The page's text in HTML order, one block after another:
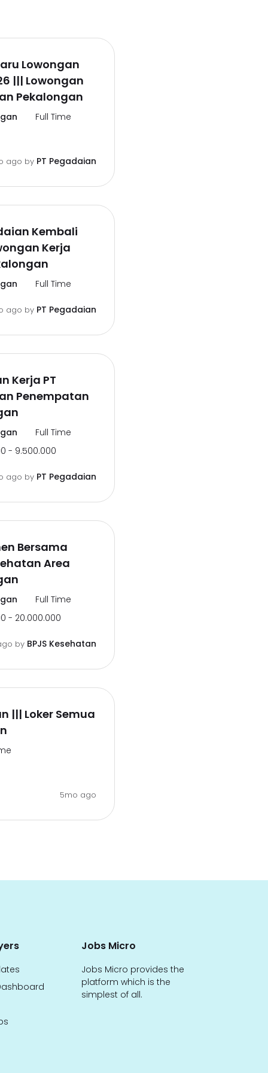
Lowongan
||| Lowongan
Pekalongan
Full Time
ago by PT Pegadaian
Kembali
Kerja
Full Time
ago by PT Pegadaian
Kerja PT
Penempatan
Full Time
- 9.500.000
ago by PT Pegadaian
Bersama
Area
Full Time
- 20.000.000
by BPJS Kesehatan
||| Loker Semua
5mo ago
Jobs Micro
Jobs Micro provides the
platform which is the
simplest of all.